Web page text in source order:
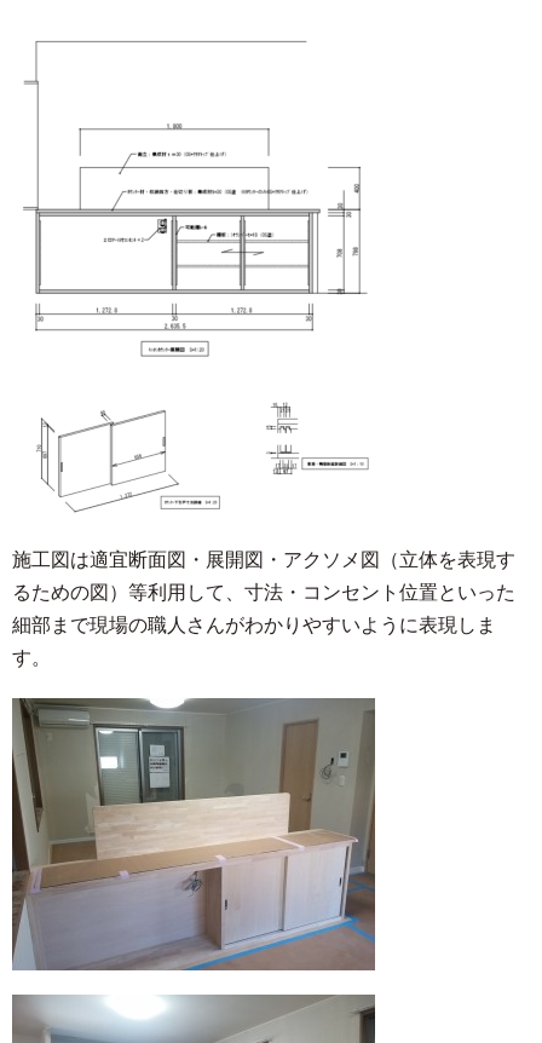
施工図は適宜断面図・展開図・アクソメ図（立体を表現す
るための図）等利用して、寸法・コンセント位置といった
細部まで現場の職人さんがわかりやすいように表現しま
す。